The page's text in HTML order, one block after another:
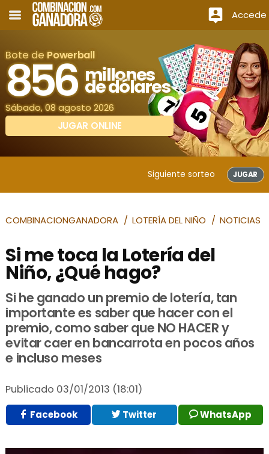
Accede
Bote de Powerball
856 millones
de dólares
Sábado, 08 agosto 2026
JUGAR ONLINE
Siguiente sorteo JUGAR
COMBINACIONGANADORA LOTERÍA DEL NIÑO NOTICIAS
Si me toca la Lotería del
Niño, ¿Qué hago?
Si he ganado un premio de lotería, tan
importante es saber que hacer con el
premio, como saber que NO HACER y
evitar caer en bancarrota en pocos años
e incluso meses
Publicado 03/01/2013 (18:01)
Facebook Twitter WhatsApp